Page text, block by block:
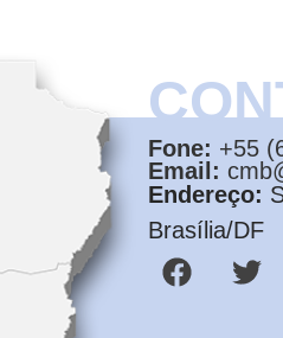
Fone: +55
Email:
Endereço:
Brasília/DF